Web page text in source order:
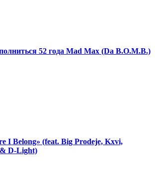
52 года Mad Max (Da B.O.M.B.)
I Belong» (feat. Big Prodeje, Kxvi,
D-Light)